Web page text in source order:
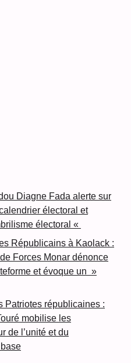
Diagne Fada alerte sur
électoral et
électoral «
Républicains à Kaolack :
Forces Monar dénonce
et évoque un »
Patriotes républicaines :
mobilise les
de l’unité et du